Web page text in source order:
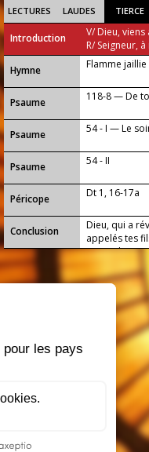
LECTURES LAUDES TIERCE
Introduction
V/ Dieu,
R/ Seigneur,
...
Hymne Flamme
Psaume 118-8 — De
Psaume 54 - I — Le
Psaume 54 - II
Péricope Dt 1, 16-17a
Conclusion
Dieu, qui a
appelés tes
qui seule